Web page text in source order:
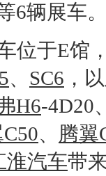
6辆展车
位于E馆
、 SC6 ，
H6-4D20
、 腾翼
淮汽车带